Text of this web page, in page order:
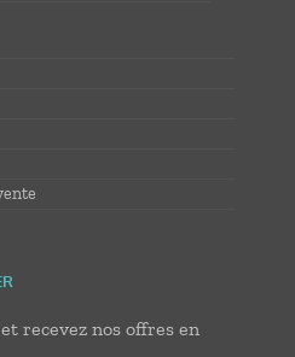
recevez nos offres en